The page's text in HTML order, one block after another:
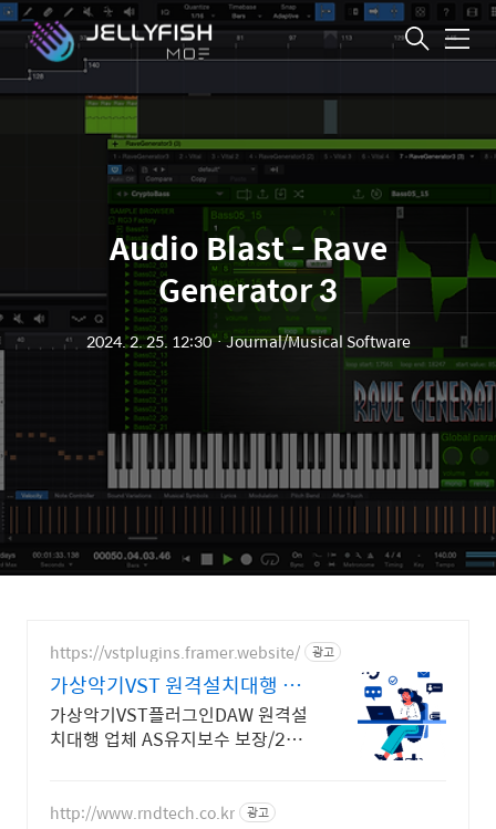
메
뉴
Audio Blast - Rave
Generator 3
2024. 2. 25. 12:30ㆍJournal/Musical Software
https://vstplugins.framer.website/ 광고
가상악기VST 원격설치대행 가
상악기플러그인 원격설치대행
가상악기VST플러그인DAW 원격설
치대행 업체 AS유지보수 보장/24시
수 보장/24시간 상담
http://www.rndtech.co.kr 광고